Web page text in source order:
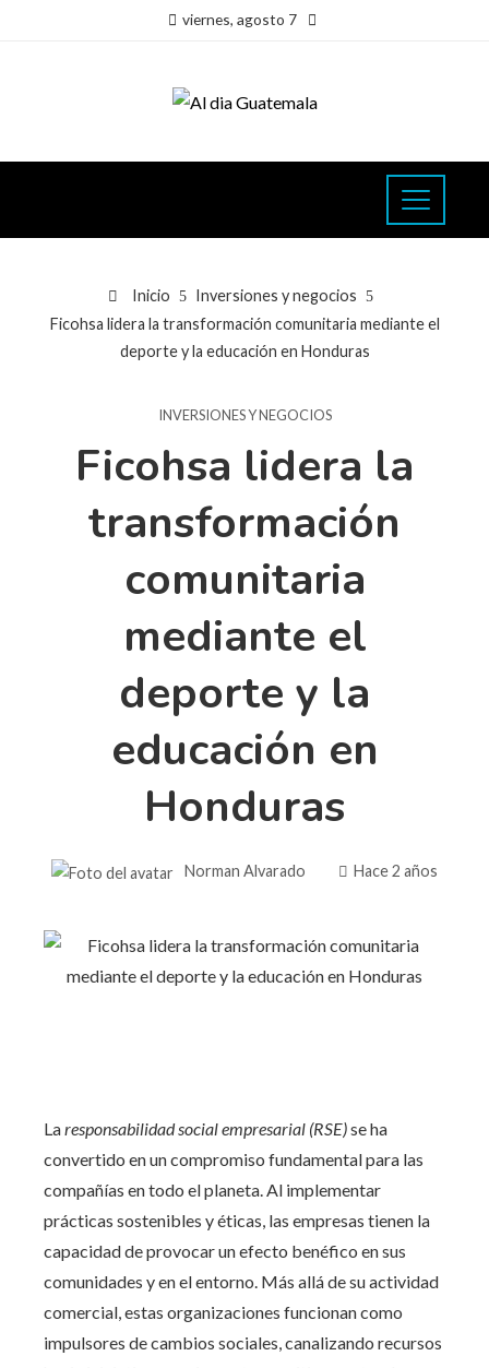
viernes, agosto 7
Inicio
Inversiones y negocios
Ficohsa lidera la transformación comunitaria mediante el
deporte y la educación en Honduras
INVERSIONES Y NEGOCIOS
Ficohsa lidera la
transformación
comunitaria
mediante el
deporte y la
educación en
Honduras
Norman Alvarado Hace 2 años
Laresponsabilidad social empresarial (RSE)se ha
convertido en un compromiso fundamental para las
compañías en todo el planeta. Al implementar
prácticas sostenibles y éticas, las empresas tienen la
capacidad de provocar un efecto benéfico en sus
comunidades y en el entorno. Más allá de su actividad
comercial, estas organizaciones funcionan como
impulsores de cambios sociales, canalizando recursos